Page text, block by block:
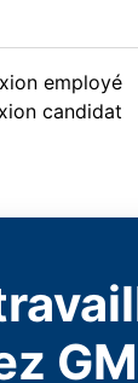
employé
candidat